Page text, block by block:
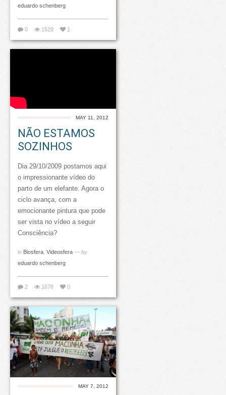
eduardo schenberg
0 1529 1
MAY 11, 2012
NÃO ESTAMOS
SOZINHOS
Dia 29/10/2009 postamos aqui
o impressionante vídeo do
parto de um elefante. Agora o
ciclo avança, com a
emocionante pintura que pode
ser vista no vídeo a seguir
Consciência?
in Biosfera, Videosfera — by
eduardo schenberg
2 1678 0
MAY 7, 2012